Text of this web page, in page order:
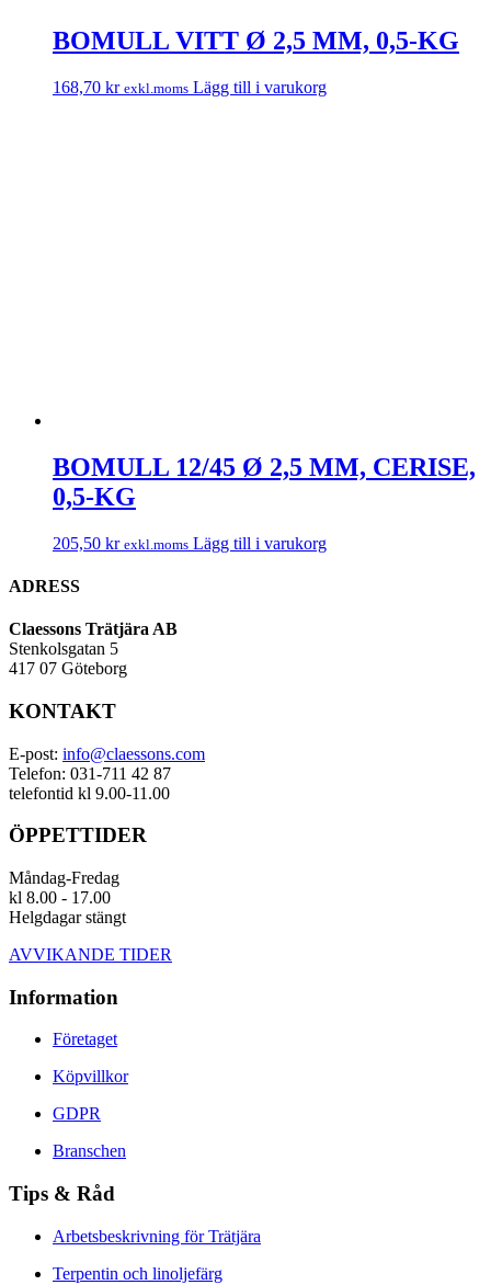
BOMULL VITT Ø 2,5 MM, 0,5-KG
168,70 kr exkl.moms Lägg till i varukorg
BOMULL 12/45 Ø 2,5 MM, CERISE,
0,5-KG
205,50 kr exkl.moms Lägg till i varukorg
ADRESS
Claessons Trätjära AB
Stenkolsgatan 5
417 07 Göteborg
KONTAKT
E-post: info@claessons.com
Telefon: 031-711 42 87
telefontid kl 9.00-11.00
ÖPPETTIDER
Måndag-Fredag
kl 8.00 - 17.00
Helgdagar stängt
AVVIKANDE TIDER
Information
Företaget
Köpvillkor
GDPR
Branschen
Tips & Råd
Arbetsbeskrivning för Trätjära
Terpentin och linoljefärg